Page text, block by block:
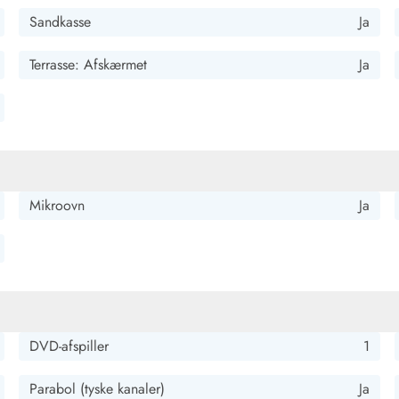
og naturreservatet.
Sandkasse Ja
Terrasse: Afskærmet Ja
Mikroovn Ja
DVD-afspiller 1
Parabol (tyske kanaler) Ja